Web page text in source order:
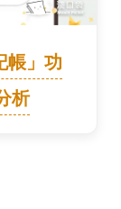
帳」功
析